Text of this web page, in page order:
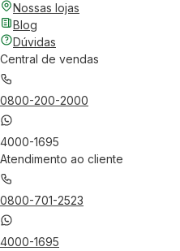
Nossas lojas
Blog
Dúvidas
Central de vendas
0800-200-2000
4000-1695
Atendimento ao cliente
0800-701-2523
4000-1695